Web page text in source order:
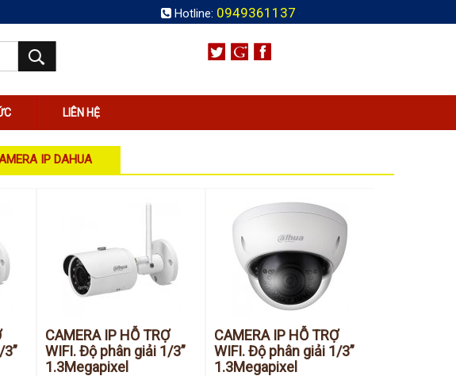
Hotline: 0949361137
LIÊN HỆ
IP DAHUA
CAMERA IP HỖ TRỢ
WIFI. Độ phân giải 1/3”
1.3Megapixel
CAMERA IP HỖ TRỢ
WIFI. Độ phân giải 1/3”
1.3Megapixel